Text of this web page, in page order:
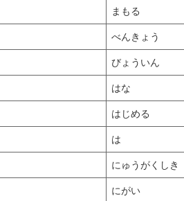
まもる
べんきょう
びょういん
はな
はじめる
は
にゅうがくしき
にがい